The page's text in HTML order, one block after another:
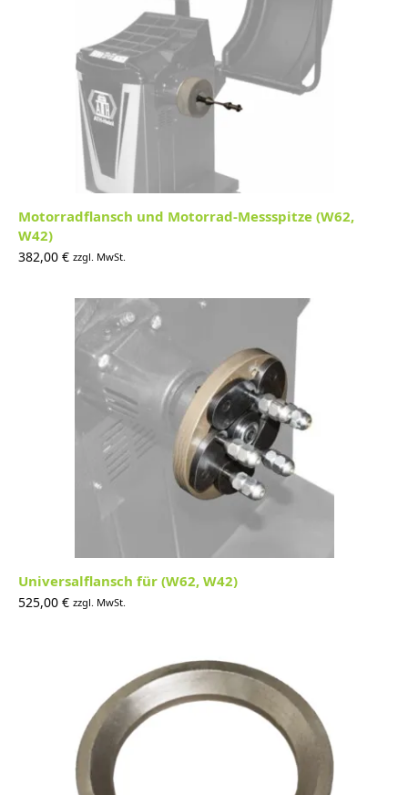
Motorradflansch und Motorrad-Messspitze (W62,
W42)
382,00 € zzgl. MwSt.
Universalflansch für (W62, W42)
525,00 € zzgl. MwSt.